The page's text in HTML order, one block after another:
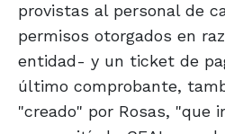
provistas al personal de
permisos otorgados en
entidad- y un ticket de
último comprobante,
"creado" por Rosas, "que